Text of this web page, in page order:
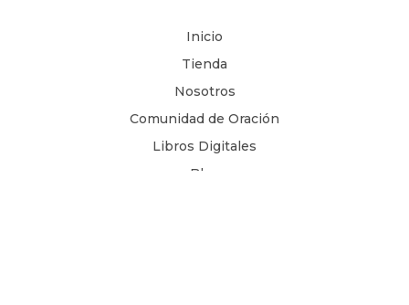
Inicio
Tienda
Nosotros
Comunidad de Oración
Libros Digitales
Blog